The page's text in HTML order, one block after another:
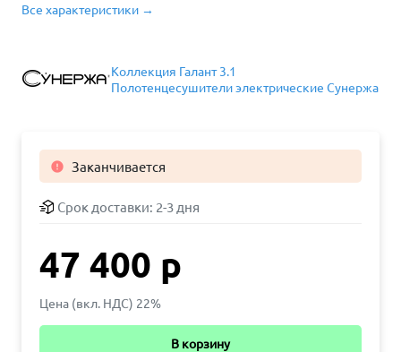
Все характеристики →
Коллекция Галант 3.1
Полотенцесушители электрические Сунержа
 Заканчивается
Срок доставки: 2-3 дня
47 400 р
Цена (вкл. НДС) 22%
В корзину